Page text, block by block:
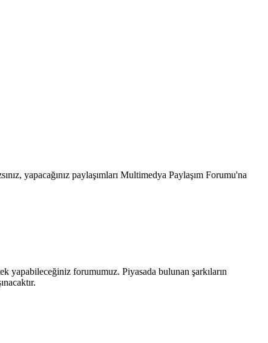
yapacağınız paylaşımları Multimedya Paylaşım Forumu'na
yapabileceğiniz forumumuz. Piyasada bulunan şarkıların